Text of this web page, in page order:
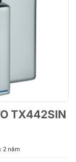
TX442SIN
2 năm